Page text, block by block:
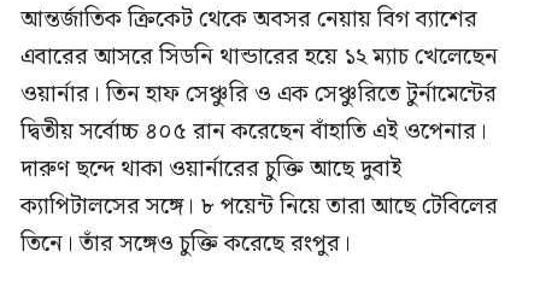
আন্তর্জাতিক ক্রিকেট থেকে অবসর নেয়ায় বিগ ব্যাশের
এবারের আসরে সিডনি থান্ডারের হয়ে ১২ ম্যাচ খেলেছেন
ওয়ার্নার। তিন হাফ সেঞ্চুরি ও এক সেঞ্চুরিতে টুর্নামেন্টের
দ্বিতীয় সর্বোচ্চ ৪০৫ রান করেছেন বাঁহাতি এই ওপেনার।
দারুণ ছন্দে থাকা ওয়ার্নারের চুক্তি আছে দুবাই
ক্যাপিটালসের সঙ্গে। ৮ পয়েন্ট নিয়ে তারা আছে টেবিলের
তিনে। তাঁর সঙ্গেও চুক্তি করেছে রংপুর।